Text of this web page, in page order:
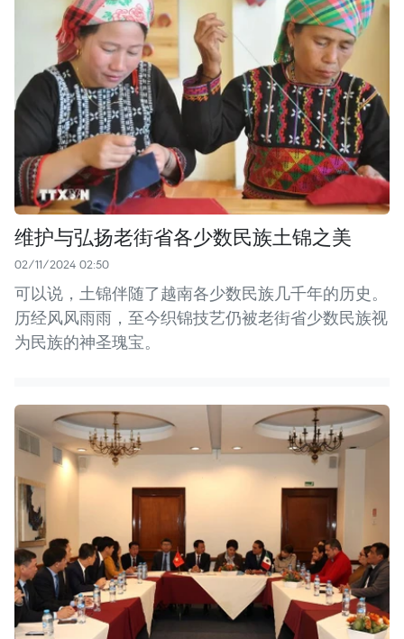
维护与弘扬老街省各少数民族土锦之美
02/11/2024 02:50
可以说，土锦伴随了越南各少数民族几千年的历史。
历经风风雨雨，至今织锦技艺仍被老街省少数民族视
为民族的神圣瑰宝。